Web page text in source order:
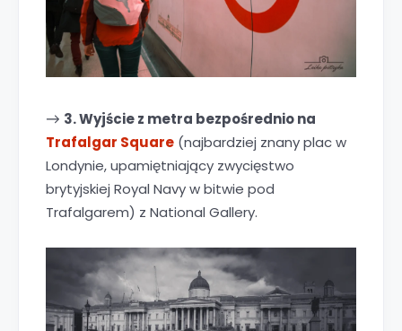
→ 3. Wyjście z metra bezpośrednio na
Trafalgar Square (najbardziej znany plac w
Londynie, upamiętniający zwycięstwo
brytyjskiej Royal Navy w bitwie pod
Trafalgarem) z National Gallery.